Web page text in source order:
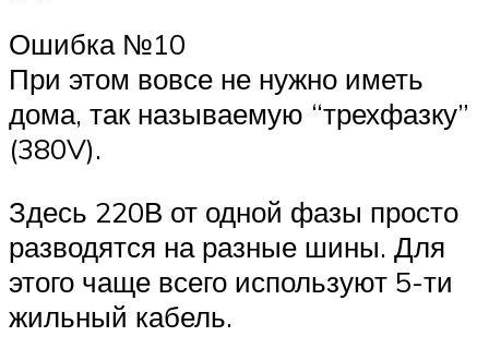
Ошибка №10
При этом вовсе не нужно иметь
дома, так называемую “трехфазку”
(380V).
Здесь 220В от одной фазы просто
разводятся на разные шины. Для
этого чаще всего используют 5-ти
жильный кабель.